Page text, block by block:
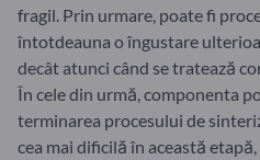
fragil. Prin urmare, poate fi
întotdeauna o îngustare
decât atunci când se tratează
În cele din urmă, componenta
terminarea procesului de
cea mai dificilă în această etapă,